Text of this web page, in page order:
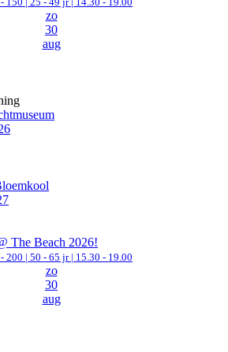
zo
30
aug
The Beach 2026!
200 | 50 - 65 jr | 15.30 - 19.00
zo
30
aug